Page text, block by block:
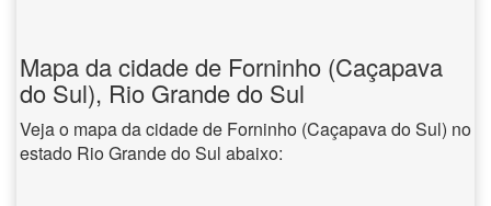
Mapa da cidade de Forninho (Caçapava
do Sul), Rio Grande do Sul
Veja o mapa da cidade de Forninho (Caçapava do Sul) no
estado Rio Grande do Sul abaixo: